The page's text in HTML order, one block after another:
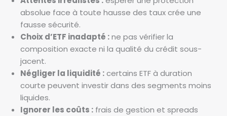
absolue face à toute hausse des taux crée une
fausse sécurité.
Choix d’ETF inadapté :ne pas vérifier la
composition exacte ni la qualité du crédit sous-
jacent.
Négliger la liquidité :certains ETF à duration
courte peuvent investir dans des segments moins
liquides.
Ignorer les coûts : frais de gestion et spreads